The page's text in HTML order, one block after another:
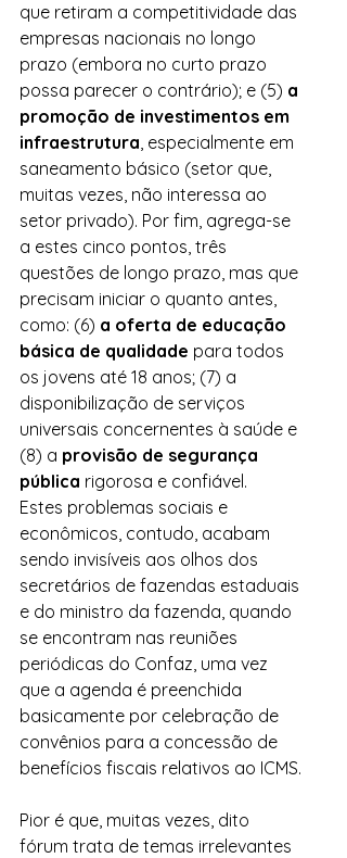
que retiram a competitividade das
empresas nacionais no longo
prazo (embora no curto prazo
possa parecer o contrário); e (5) a
promoção de investimentos em
infraestrutura, especialmente em
saneamento básico (setor que,
muitas vezes, não interessa ao
setor privado). Por fim, agrega-se
a estes cinco pontos, três
questões de longo prazo, mas que
precisam iniciar o quanto antes,
como: (6) a oferta de educação
básica de qualidade para todos
os jovens até 18 anos; (7) a
disponibilização de serviços
universais concernentes à saúde e
(8) a provisão de segurança
pública rigorosa e confiável.
Estes problemas sociais e
econômicos, contudo, acabam
sendo invisíveis aos olhos dos
secretários de fazendas estaduais
e do ministro da fazenda, quando
se encontram nas reuniões
periódicas do Confaz, uma vez
que a agenda é preenchida
basicamente por celebração de
convênios para a concessão de
benefícios fiscais relativos ao ICMS.
Pior é que, muitas vezes, dito
fórum trata de temas irrelevantes